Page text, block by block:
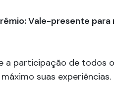
Vale-presente para
a participação de todos
suas experiências.